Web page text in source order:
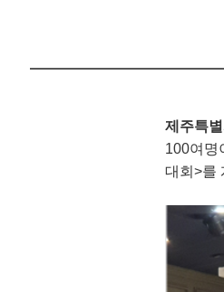
제주특
100여명
대회 >를